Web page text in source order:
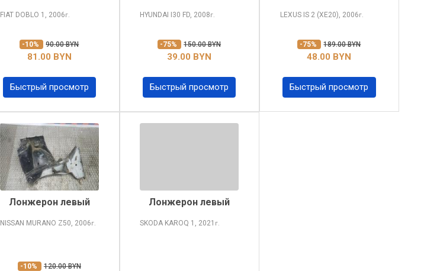
FIAT DOBLO 1, 2006г.
-10% 90.00 BYN
81.00 BYN
Быстрый просмотр
HYUNDAI I30 FD, 2008г.
-75% 150.00 BYN
39.00 BYN
Быстрый просмотр
LEXUS IS 2 (XE20), 2006г.
-75% 189.00 BYN
48.00 BYN
Быстрый просмотр
Лонжерон левый
NISSAN MURANO Z50, 2006г.
-10% 120.00 BYN
Лонжерон левый
SKODA KAROQ 1, 2021 г.